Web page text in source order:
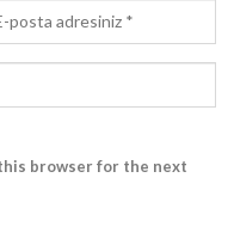
browser for the next